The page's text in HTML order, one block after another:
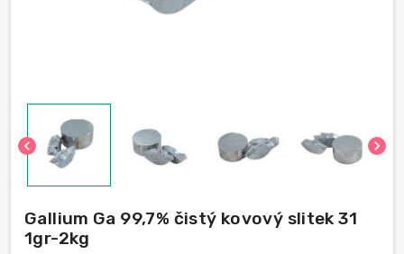
chevron_left chevron_right
Gallium Ga 99,7% čistý kovový slitek 31
1gr-2kg